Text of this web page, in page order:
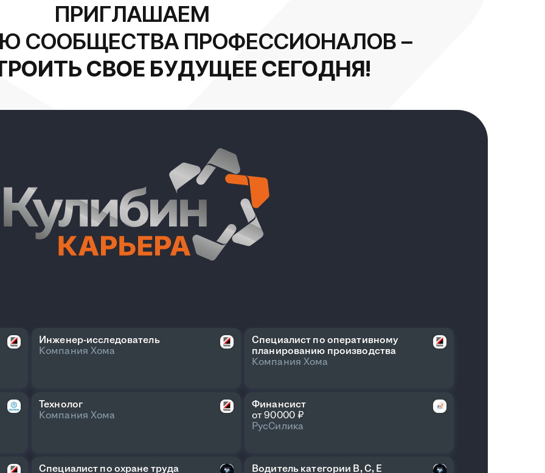
ПРИГЛАШАЕМ
СООБЩЕСТВА ПРОФЕССИОНАЛОВ –
СВОЕ БУДУЩЕЕ СЕГОДНЯ!
Инженер-исследователь
Компания Хома
Специалист по оперативному
планированию производства
Компания Хома
Технолог
Компания Хома
Финансист
от 90000 ₽
РусСилика
Специалист по охране труда Водитель категории В, С, Е